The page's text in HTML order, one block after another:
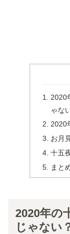
2020
ゃな
2020
お月
十五
まと
2020年の
じゃない